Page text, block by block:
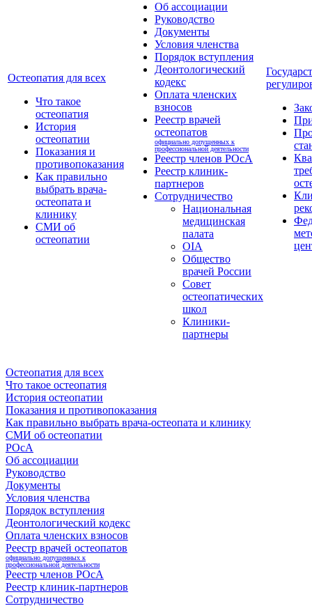
Остеопатия для всех
Что такое
остеопатия
История
остеопатии
Показания и
противопоказания
Как правильно
выбрать врача-
остеопата и
клинику
СМИ об
остеопатии
Об ассоциации
Руководство
Документы
Условия членства
Порядок вступления
Деонтологический
кодекс
Оплата членских
взносов
Реестр врачей
остеопатов
официально допущенных к
профессиональной деятельности
Реестр членов РОсА
Реестр клиник-
партнеров
Сотрудничество
Национальная
медицинская
палата
OIA
Общество
врачей России
Совет
остеопатических
школ
Клиники-
партнеры
Остеопатия для всех
Что такое остеопатия
История остеопатии
Показания и противопоказания
Как правильно выбрать врача-остеопата и клинику
СМИ об остеопатии
РОсА
Об ассоциации
Руководство
Документы
Условия членства
Порядок вступления
Деонтологический кодекс
Оплата членских взносов
Реестр врачей остеопатов
официально допущенных к
профессиональной деятельности
Реестр членов РОсА
Реестр клиник-партнеров
Сотрудничество